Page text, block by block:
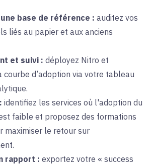
base de référence : auditez vos
liés au papier et aux anciens
et suivi : déployez Nitro et
courbe d’adoption via votre tableau
identifiez les services où l'adoption du
faible et proposez des formations
maximiser le retour sur
rapport : exportez votre « success